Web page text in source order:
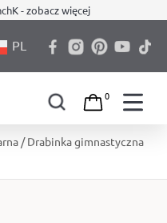
- zobacz więcej
PL
0
/ Drabinka gimnastyczna